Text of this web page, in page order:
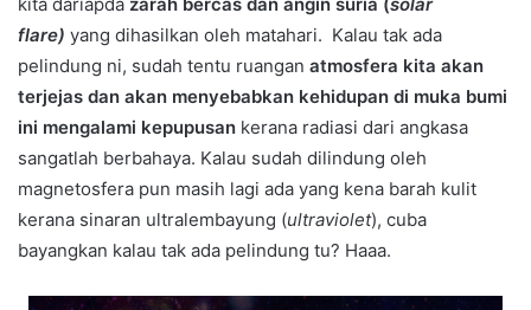
flare) yang dihasilkan oleh matahari. Kalau tak ada
pelindung ni, sudah tentu ruangan atmosfera kita akan
terjejas dan akan menyebabkan kehidupan di muka bumi
ini mengalami kepupusan kerana radiasi dari angkasa
sangatlah berbahaya. Kalau sudah dilindung oleh
magnetosfera pun masih lagi ada yang kena barah kulit
kerana sinaran ultralembayung (ultraviolet), cuba
bayangkan kalau tak ada pelindung tu? Haaa.